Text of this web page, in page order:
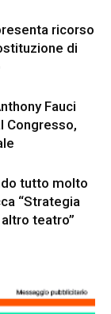
ricorso
di
Fauci
Congresso,
tutto molto
“Strategia
teatro”